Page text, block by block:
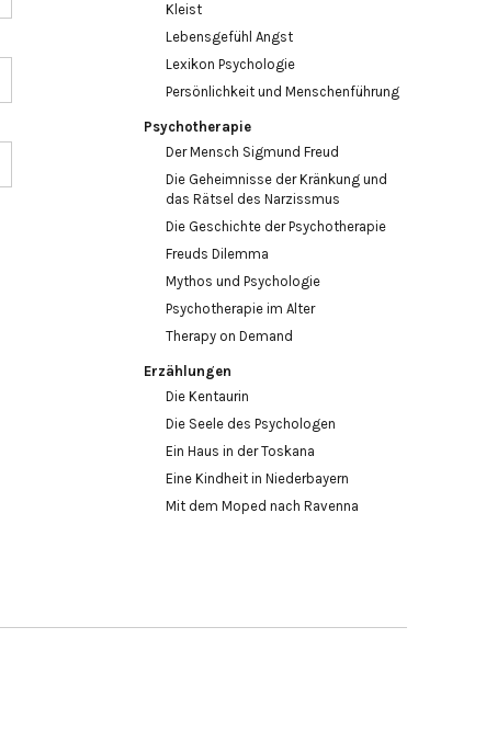
Kleist
Lebensgefühl Angst
Lexikon Psychologie
Persönlichkeit und Menschenführung
Psychotherapie
Der Mensch Sigmund Freud
Die Geheimnisse der Kränkung und
das Rätsel des Narzissmus
Die Geschichte der Psychotherapie
Freuds Dilemma
Mythos und Psychologie
Psychotherapie im Alter
Therapy on Demand
Erzählungen
Die Kentaurin
Die Seele des Psychologen
Ein Haus in der Toskana
Eine Kindheit in Niederbayern
Mit dem Moped nach Ravenna